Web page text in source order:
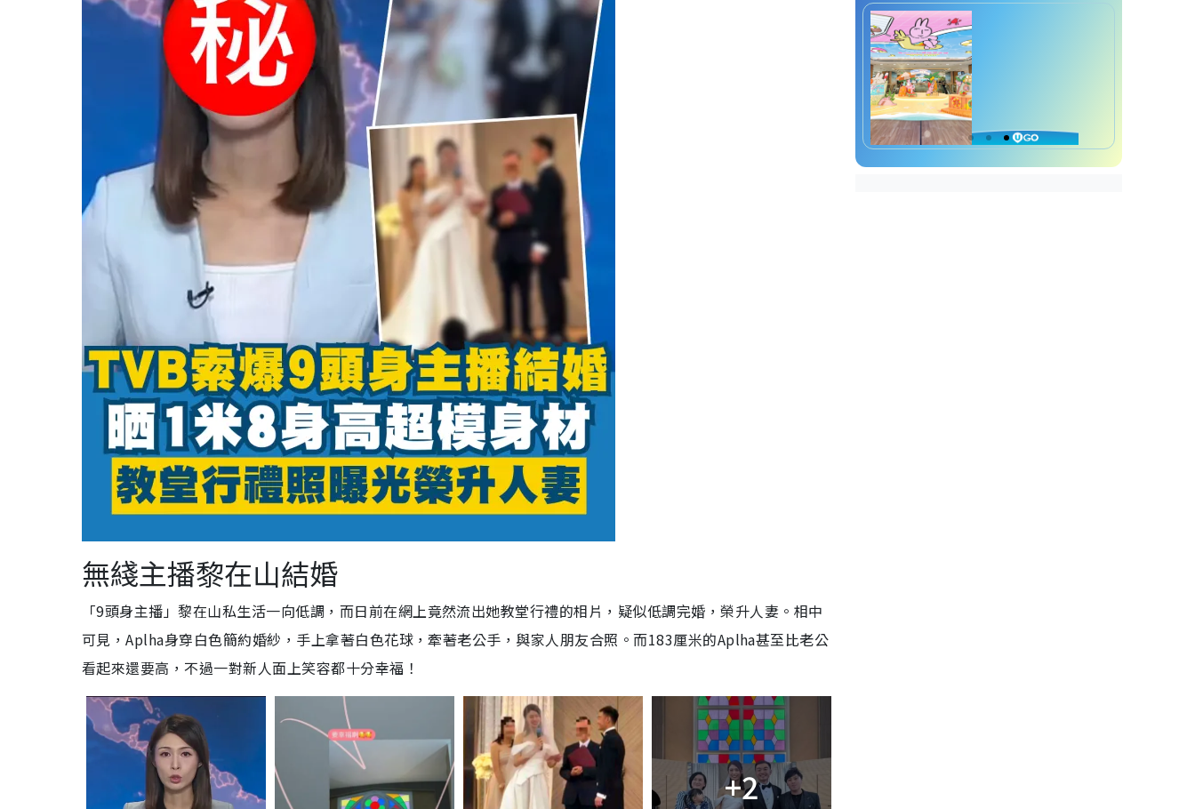
無綫主播黎在山結婚
「9頭身主播」黎在山私生活一向低調，而日前在網上竟然流出她教堂行禮的相片，疑似低調完婚，榮升人妻。相中
可見，Aplha身穿白色簡約婚紗，手上拿著白色花球，牽著老公手，與家人朋友合照。而183厘米的Aplha甚至比老公
看起來還要高，不過一對新人面上笑容都十分幸福！
+2